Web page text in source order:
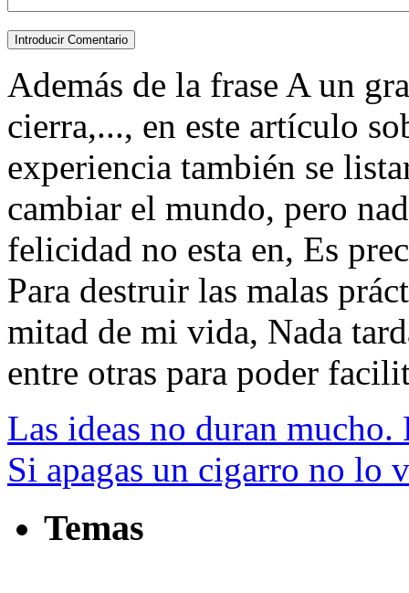
Además de la frase A un
cierra,..., en este artículo
experiencia también se
cambiar el mundo, pero
felicidad no esta en, Es
Para destruir las malas
mitad de mi vida, Nada
entre otras para poder
Las ideas no duran mucho.
Si apagas un cigarro no lo
Temas